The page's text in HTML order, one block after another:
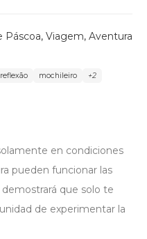
Páscoa, Viagem, Aventura
reflexão mochileiro +2
en condiciones
pueden funcionar las
que solo te
de experimentar la